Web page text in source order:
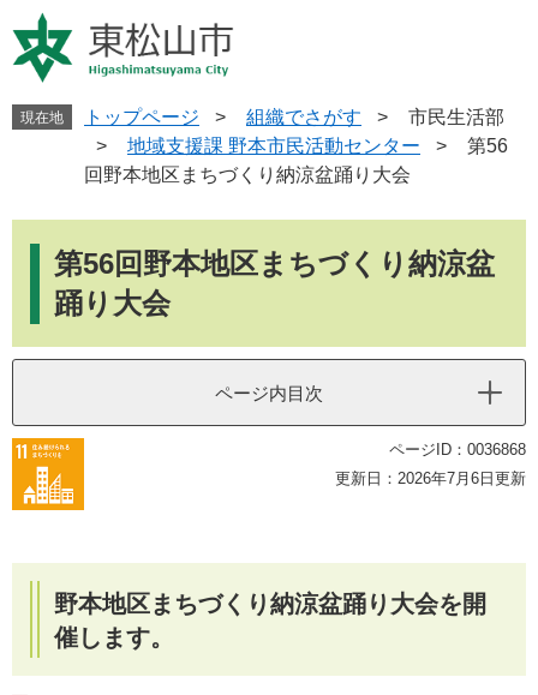
ー
ジ
ニ
ュ
現在地 トップページ > 組織でさがす >
市民生活部
>
地域支援課 野本市民活動センター >
第56
回野本地区まちづくり納涼盆踊り大会
第56回野本地区まちづくり納涼盆
踊り大会
ページ内目次
ページID：0036868
更新日：2026年7月6日更新
野本地区まちづくり納涼盆踊り大会を開
催します。